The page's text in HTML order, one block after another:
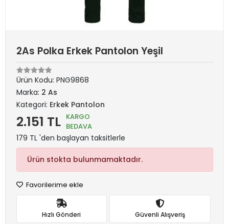
2As Polka Erkek Pantolon Yeşil
Ürün Kodu: PNG9868
Marka: 2 As
Kategori: Erkek Pantolon
2.151 TL KARGO
BEDAVA
179 TL 'den başlayan taksitlerle
Ürün stokta bulunmamaktadır.
Favorilerime ekle
Hızlı Gönderi Güvenli Alışveriş